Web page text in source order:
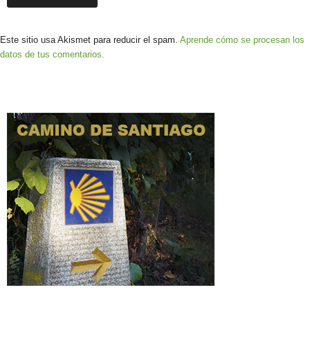
Este sitio usa Akismet para reducir el spam. Aprende cómo se procesan los
datos de tus comentarios.